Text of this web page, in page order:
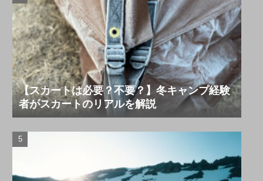
【スカートは必要？不要？】冬キャンプ経験
者がスカートのリアルを解説